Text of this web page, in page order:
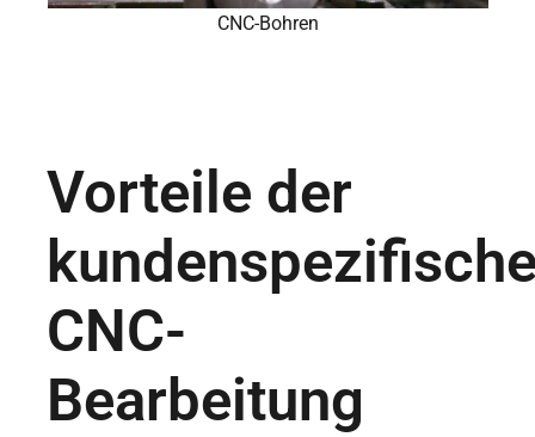
CNC-Bohren
Vorteile der
CNC-
Bearbeitung